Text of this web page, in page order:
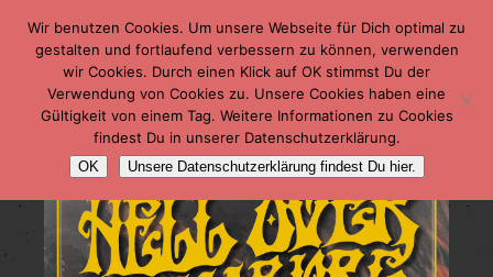
Wir benutzen Cookies. Um unsere Webseite für Dich optimal zu
gestalten und fortlaufend verbessern zu können, verwenden
wir Cookies. Durch einen Klick auf OK stimmst Du der
Verwendung von Cookies zu. Unsere Cookies haben eine
Gültigkeit von einem Tag. Weitere Informationen zu Cookies
findest Du in unserer Datenschutzerklärung.
OK Unsere Datenschutzerklärung findest Du hier.